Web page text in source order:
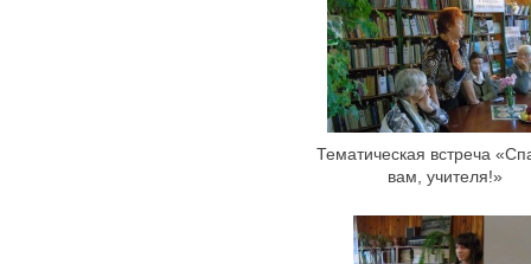
Тематическая встреча
вам, учителя!»